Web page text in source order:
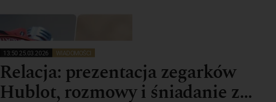
13:50 25.03.2026 WIADOMOŚCI
Relacja: prezentacja zegarków
Hublot, rozmowy i śniadanie z…